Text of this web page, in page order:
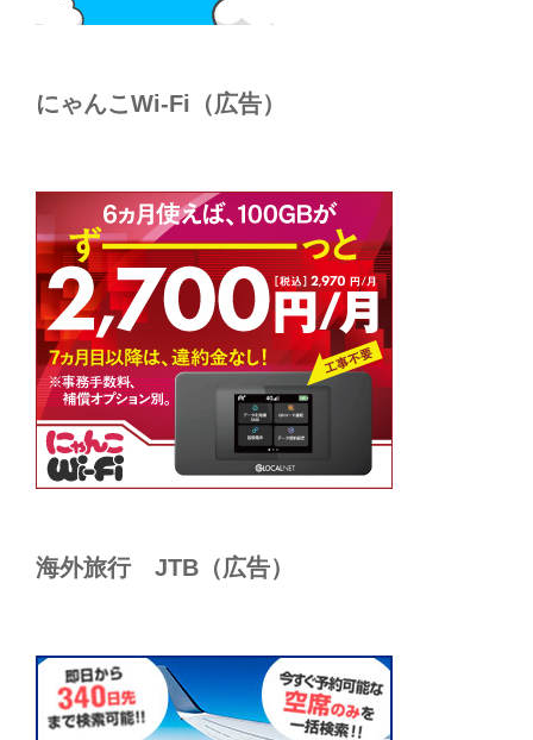
にゃんこWi-Fi（広告）
海外旅行 JTB（広告）